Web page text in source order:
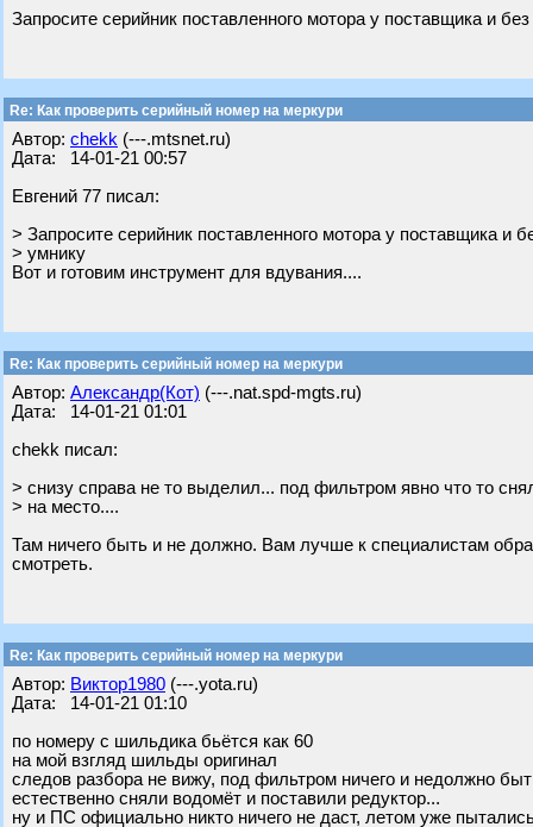
Запросите серийник поставленного мотора у поставщика и
Re: Как проверить серийный номер на меркури
Автор: chekk (---.mtsnet.ru)
Дата: 14-01-21 00:57
Евгений 77 писал:
> Запросите серийник поставленного мотора у поставщика и
> умнику
Вот и готовим инструмент для вдувания....
Re: Как проверить серийный номер на меркури
Автор: Александр(Кот) (---.nat.spd-mgts.ru)
Дата: 14-01-21 01:01
chekk писал:
> снизу справа не то выделил... под фильтром явно что то
> на место....
Там ничего быть и не должно. Вам лучше к специалистам
смотреть.
Re: Как проверить серийный номер на меркури
Автор: Виктор1980 (---.yota.ru)
Дата: 14-01-21 01:10
по номеру с шильдика бьётся как 60
на мой взгляд шильды оригинал
следов разбора не вижу, под фильтром ничего и недолжно
естественно сняли водомёт и поставили редуктор...
ну и ПС официально никто ничего не даст, летом уже